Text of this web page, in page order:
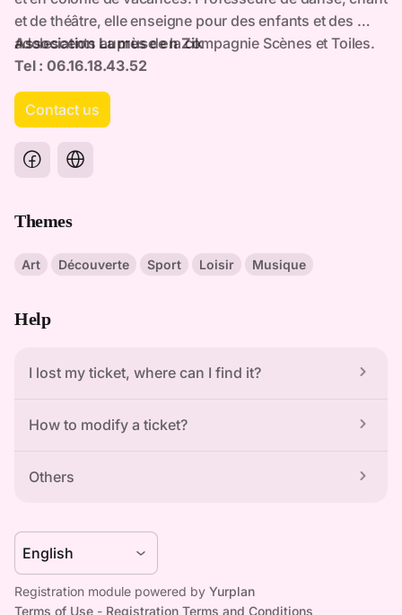
Contact us
Themes
Art Découverte Sport Loisir Musique
Help
I lost my ticket, where can I find it?
How to modify a ticket?
Others
Registration module powered by Yurplan
Terms of Use - Registration Terms and Conditions